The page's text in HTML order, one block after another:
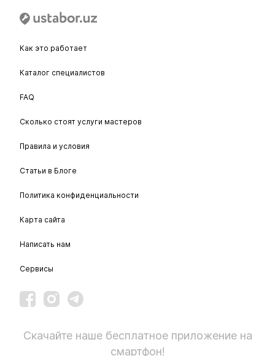
Как это работает
Каталог специалистов
FAQ
Сколько стоят услуги мастеров
Правила и условия
Статьи в Блоге
Политика конфиденциальности
Карта сайта
Написать нам
Сервисы
Скачайте наше бесплатное приложение на
смартфон!